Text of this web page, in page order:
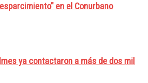
en el Conurbano
ya contactaron a más de dos mil